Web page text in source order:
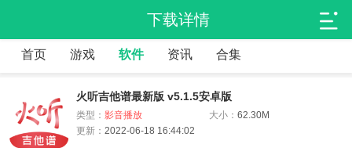
下载详情
首页 游戏 软件 资讯 合集
火听吉他谱最新版 v5.1.5安卓版
类型： 影音播放 大小：62.30M
更新： 2022-06-18 16:44:02